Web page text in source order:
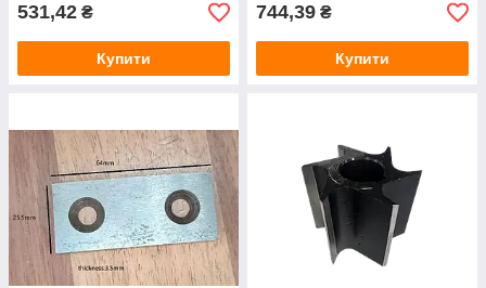
531,42 ₴
Купити
744,39 ₴
Купити